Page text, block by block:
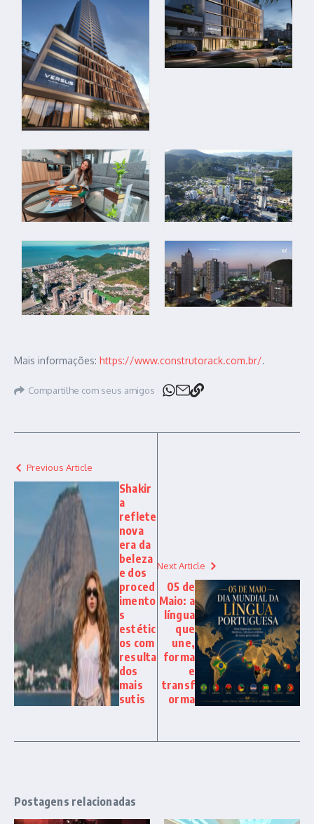
Mais informações: https://www.construtorack.com.br/.
Compartilhe com seus amigos
Previous Article
Shakir
a
reflete
nova
era da
beleza
e dos
proced
imento
s
estétic
os com
resulta
dos
mais
sutis
Next Article
05 de
Maio: a
língua
que
une,
forma
e
transf
orma
Postagens relacionadas